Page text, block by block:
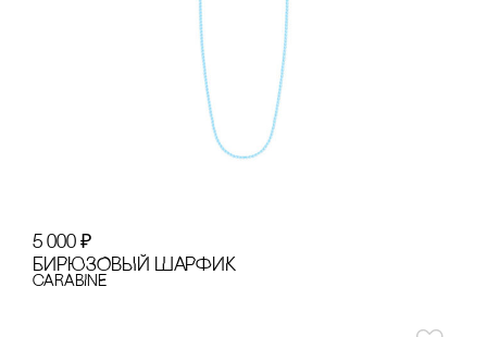
5 000 ₽
БИРЮЗОВЫЙ ШАРФИК
cARABINE